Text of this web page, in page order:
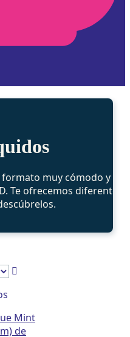
muy cómodo y
Te ofrecemos diferentes